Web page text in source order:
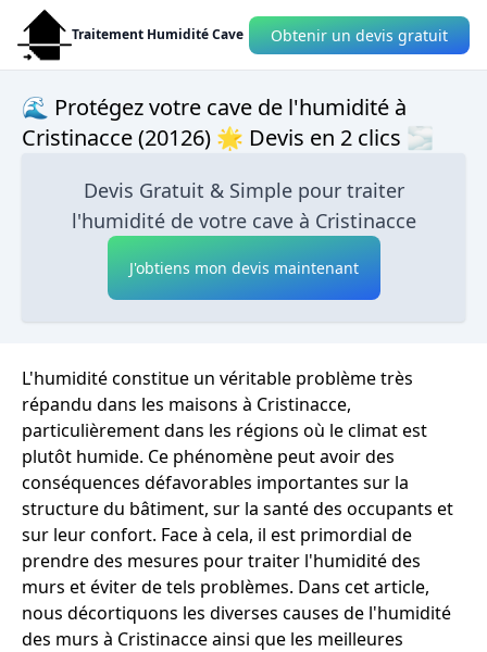
Traitement Humidité Cave Obtenir un devis gratuit
🌊 Protégez votre cave de l'humidité à
Cristinacce (20126) 🌟 Devis en 2 clics 🌫
Devis Gratuit & Simple pour traiter
l'humidité de votre cave à Cristinacce
J'obtiens mon devis maintenant
L'humidité constitue un véritable problème très
répandu dans les maisons à Cristinacce,
particulièrement dans les régions où le climat est
plutôt humide. Ce phénomène peut avoir des
conséquences défavorables importantes sur la
structure du bâtiment, sur la santé des occupants et
sur leur confort. Face à cela, il est primordial de
prendre des mesures pour traiter l'humidité des
murs et éviter de tels problèmes. Dans cet article,
nous décortiquons les diverses causes de l'humidité
des murs à Cristinacce ainsi que les meilleures